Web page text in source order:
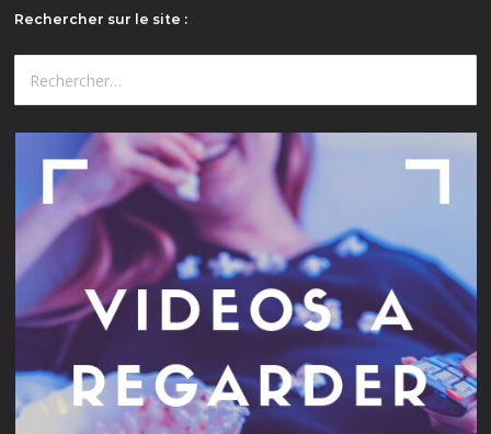
Rechercher sur le site :
Rechercher :